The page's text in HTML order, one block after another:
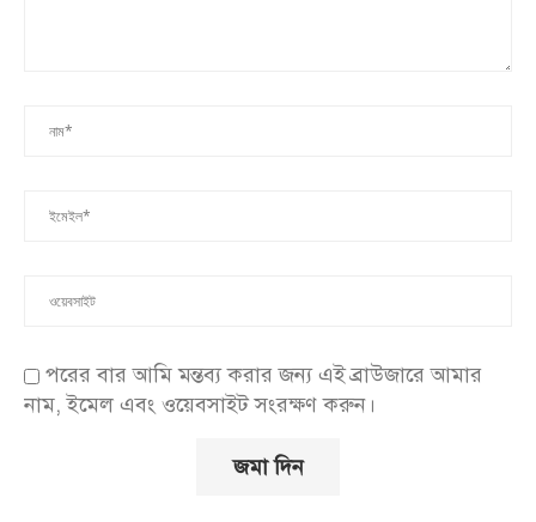
পরের বার আমি মন্তব্য করার জন্য এই ব্রাউজারে আমার
নাম, ইমেল এবং ওয়েবসাইট সংরক্ষণ করুন।